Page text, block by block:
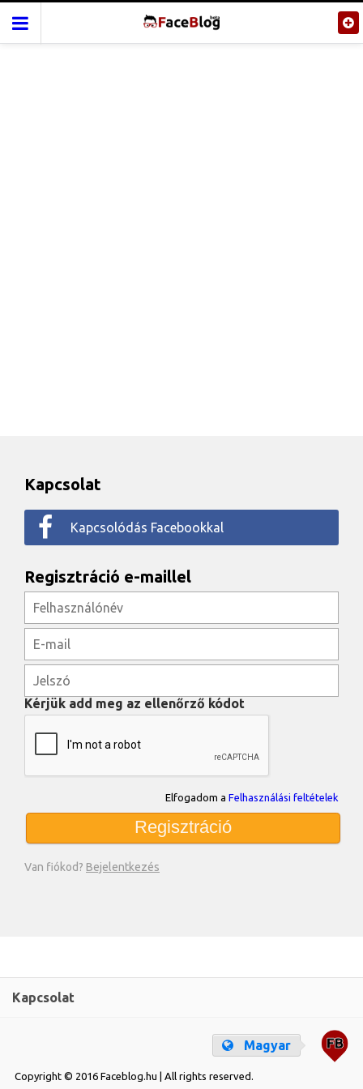
Kapcsolat
Kapcsolódás Facebookkal
Regisztráció e-maillel
Kérjük add meg az ellenőrző kódot
Elfogadom a Felhasználási feltételek
Regisztráció
Van fiókod? Bejelentkezés
Kapcsolat
Magyar
Copyright © 2016 Faceblog.hu | All rights reserved.